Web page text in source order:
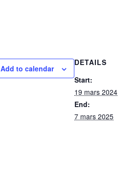
Add to calendar
DETAILS
Start:
19 mars 2024
End:
7 mars 2025